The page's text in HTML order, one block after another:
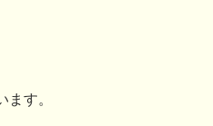
す。